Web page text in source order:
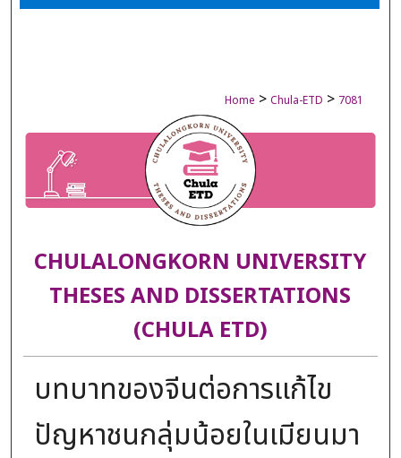
Home > Chula-ETD > 7081
CHULALONGKORN UNIVERSITY
THESES AND DISSERTATIONS
(CHULA ETD)
บทบาทของจีนต่อการแก้ไข
ปัญหาชนกลุ่มน้อยในเมียนมา